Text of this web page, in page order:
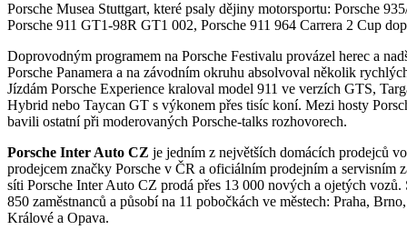
Porsche Musea Stuttgart, které psaly dějiny motorsportu: Porsche
Porsche 911 GT1-98R GT1 002, Porsche 911 964 Carrera 2 Cup
Doprovodným programem na Porsche Festivalu provázel herec a
Porsche Panamera a na závodním okruhu absolvoval několik
Jízdám Porsche Experience kraloval model 911 ve verzích GTS,
Hybrid nebo Taycan GT s výkonem přes tisíc koní. Mezi hosty
bavili ostatní při moderovaných Porsche-talks rozhovorech.
Porsche Inter Auto CZ je jedním z největších domácích prodejců
prodejcem značky Porsche v ČR a oficiálním prodejním a servisním
síti Porsche Inter Auto CZ prodá přes 13 000 nových a ojetých
850 zaměstnanců a působí na 11 pobočkách ve městech: Praha,
Králové a Opava.